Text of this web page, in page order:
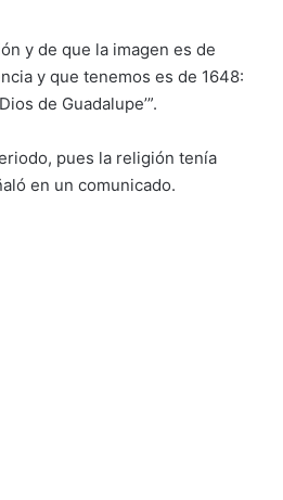
y de que la imagen es de
y que tenemos es de 1648:
de Guadalupe’”.
pues la religión tenía
en un comunicado.